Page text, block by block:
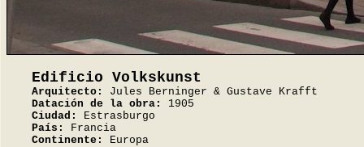
Edificio Volkskunst
Arquitecto:
Jules Berninger & Gustave Krafft
Datación de la obra:
1905
Ciudad:
Estrasburgo
País:
Francia
Continente:
Europa